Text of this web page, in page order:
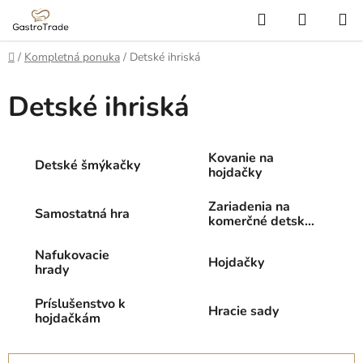
Prejsť
obsah
Hľadať
KOŠÍK
Domov
/ Kompletná ponuka / Detské ihriská
Detské ihriská
Detské šmýkačky
Kovanie na
hojdačky
Samostatná hra
Zariadenia na
komerčné detské
Nafukovacie
hrady
Hojdačky
Príslušenstvo k
hojdačkám
Hracie sady